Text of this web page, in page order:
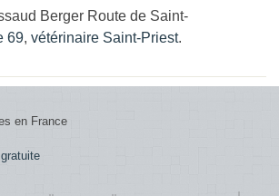
Berger Route de Saint-
69, vétérinaire Saint-Priest.
en France